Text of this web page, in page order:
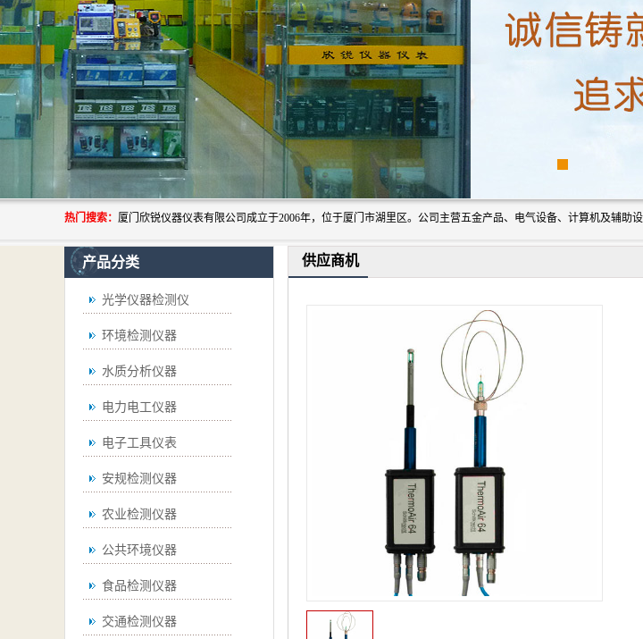
热门搜索：
产品分类
光学仪器检测仪
环境检测仪器
水质分析仪器
电力电工仪器
电子工具仪表
安规检测仪器
农业检测仪器
公共环境仪器
食品检测仪器
交通检测仪器
供应商机